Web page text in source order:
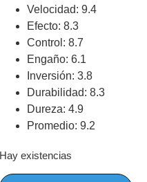
Velocidad: 9.4
Efecto: 8.3
Control: 8.7
Engaño: 6.1
Inversión: 3.8
Durabilidad: 8.3
Dureza: 4.9
Promedio: 9.2
Hay existencias